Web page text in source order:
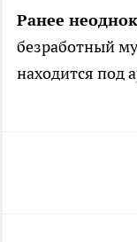
Ранее
безработный
находится под